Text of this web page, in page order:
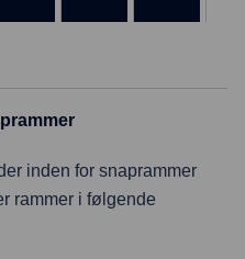
inden for snaprammer
rammer i følgende